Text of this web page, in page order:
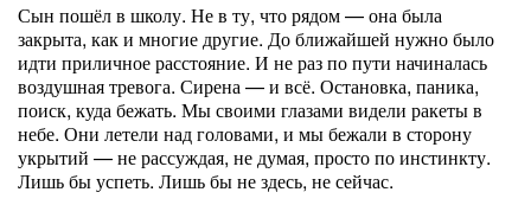
Сын пошёл в школу. Не в ту, что рядом — она была
закрыта, как и многие другие. До ближайшей нужно было
идти приличное расстояние. И не раз по пути начиналась
воздушная тревога. Сирена — и всё. Остановка, паника,
поиск, куда бежать. Мы своими глазами видели ракеты в
небе. Они летели над головами, и мы бежали в сторону
укрытий — не рассуждая, не думая, просто по инстинкту.
Лишь бы успеть. Лишь бы не здесь, не сейчас.